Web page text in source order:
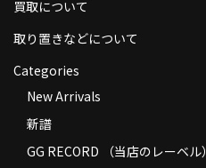
お支払い方法
コンディション
Privacy Policy
買取について
取り置きなどについて
Categories
New Arrivals
新譜
GG RECORD （当店のレーベル）